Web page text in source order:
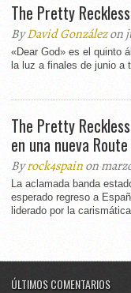
The Pretty
ByDavid Gonzálezon
«Dear God» es el quinto
la luz a finales de junio a
The Pretty
en una nueva
Byrock4spainon
La aclamada banda
esperado regreso a
liderado por la
ÚLTIMOS COMENTARIOS